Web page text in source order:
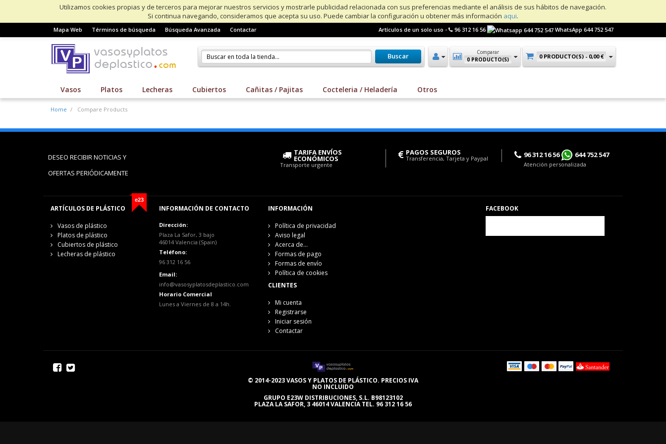
Utilizamos cookies propias y de terceros para mejorar nuestros servicios y mostrarle publicidad relacionada con sus preferencias mediante el análisis de sus hábitos de navegación.
Si continua navegando, consideramos que acepta su uso. Puede cambiar la configuración u obtener más información aqui.
Mapa Web Términos de búsqueda Búsqueda Avanzada Contactar Artículos de un solo uso - 96 312 16 56 WhatsApp 644 752 547
0 PRODUCTO(S) - 0,00 €
Comparar
0 PRODUCTO(S)
Buscar
Vasos Platos Lecheras Cubiertos Cañitas / Pajitas Cocteleria / Heladería Otros
Home Compare Products
DESEO RECIBIR NOTICIAS Y
OFERTAS PERIÓDICAMENTE
TARIFA ENVÍOS
ECONÓMICOS
Transporte urgente
PAGOS SEGUROS
Transferencia, Tarjeta y Paypal 96 312 16 56 644 752 547
Atención personalizada
e23
ARTÍCULOS DE PLÁSTICO
Vasos de plástico
Platos de plástico
Cubiertos de plástico
Lecheras de plástico
INFORMACIÓN DE CONTACTO
Dirección:
Plaza La Safor, 3 bajo
46014 Valencia (Spain)
Teléfono:
96 312 16 56
Email:
info@vasosyplatosdeplastico.com
Horario Comercial
Lunes a Viernes de 8 a 14h.
INFORMACIÓN
Política de privacidad
Aviso legal
Acerca de...
Formas de pago
Formas de envío
Política de cookies
CLIENTES
Mi cuenta
Registrarse
Iniciar sesión
Contactar
FACEBOOK
© 2014-2023 VASOS Y PLATOS DE PLÁSTICO. PRECIOS IVA
NO INCLUIDO
GRUPO E23W DISTRIBUCIONES, S.L. B98123102
PLAZA LA SAFOR, 3 46014 VALENCIA TEL. 96 312 16 56